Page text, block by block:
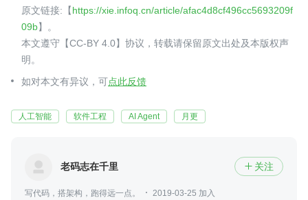
原文链接:【https://xie.infoq.cn/article/afac4d8cf496cc5693209f
09b】。
本文遵守【CC-BY 4.0】协议，转载请保留原文出处及本版权声
明。
如对本文有异议，可点此反馈
人工智能 软件工程 AI Agent 月更
老码志在千里  关注
写代码，搭架构，跑得远一点。
2019-03-25 加入